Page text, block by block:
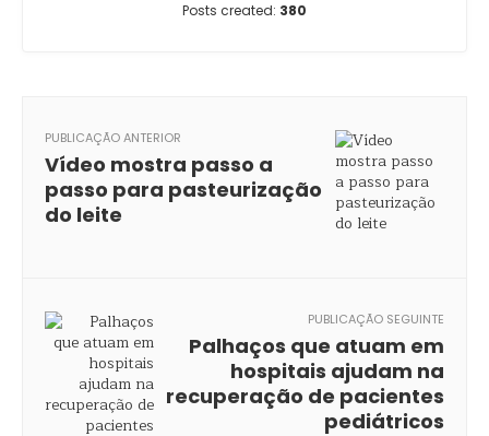
Posts created: 380
PUBLICAÇÃO ANTERIOR
Vídeo mostra passo a
passo para pasteurização
do leite
PUBLICAÇÃO SEGUINTE
Palhaços que atuam em
hospitais ajudam na
recuperação de pacientes
pediátricos